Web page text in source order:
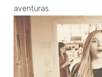
aventuras.